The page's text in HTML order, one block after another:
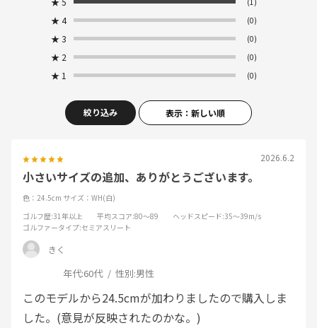
★ 4 (0)
★ 3 (0)
★ 2 (0)
★ 1 (0)
絞り込み 表示：新しい順
2026.6.2
小さいサイズの追加、ありがとうございます。
色：24.5cm サイズ：WH(白)
ゴルフ歴:31年以上 平均スコア:80～89 ヘッドスピード:35～39m/s
ゴルファータイプ:セミアスリート
きく
年代:60代 性別:男性
このモデルから24.5cmが加わりましたので購入しま
した。(意見が反映されたのかな。)